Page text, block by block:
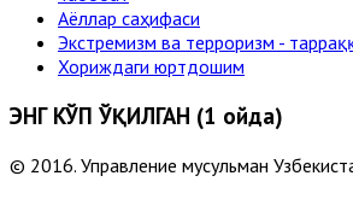
Аёллар саҳифаси
Экстремизм ва терроризм -
Хориждаги юртдошим
ЭНГ КЎП ЎҚИЛГАН (1 ойда)
© 2016. Управление мусульман